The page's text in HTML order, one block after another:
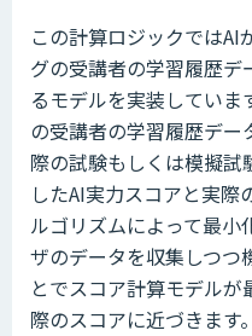
この計算ロジックではAI
グの受講者の学習履歴デ
るモデルを実装していま
の受講者の学習履歴デー
際の試験もしくは模擬試
したAI実力スコアと実際
ルゴリズムによって最小
ザのデータを収集しつつ
とでスコア計算モデル
際のスコアに近づきます。